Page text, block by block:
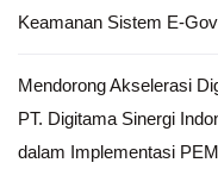
Keamanan Sistem E-
Mendorong Akselerasi
PT. Digitama Sinergi
dalam Implementasi